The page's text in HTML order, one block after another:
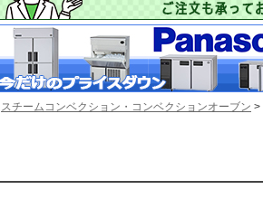
スチームコンベクション・コンベクションオーブン >